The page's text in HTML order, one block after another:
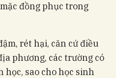
đồng phục trong
rét hại, căn cứ điều
phương, các trường có
sao cho học sinh